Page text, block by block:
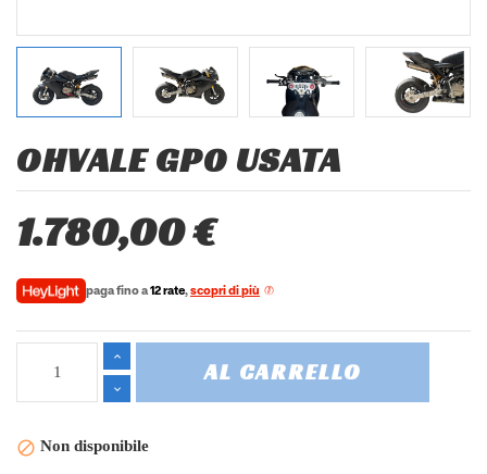
OHVALE GP0 USATA
1.780,00 €
paga fino a12 rate,scopri di più
AL CARRELLO
 Non disponibile